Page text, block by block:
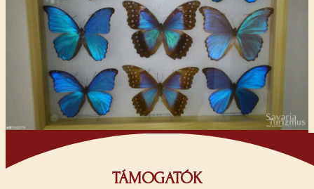
TÁMOGATÓK